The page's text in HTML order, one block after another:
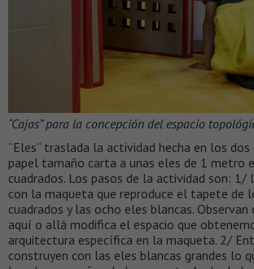
“Cajas” para la concepción del espacio
“Eles” traslada la actividad hecha en los
papel tamaño carta a unas eles de 1 metro
cuadrados. Los pasos de la actividad son: 1/
con la maqueta que reproduce el tapete de
cuadrados y las ocho eles blancas. Observan
aquí o allá modifica el espacio que
arquitectura específica en la maqueta. 2/
construyen con las eles blancas grandes lo